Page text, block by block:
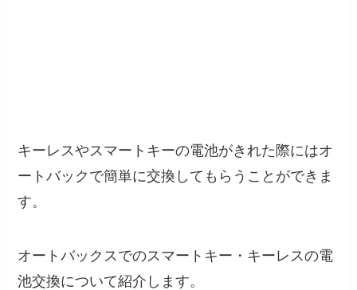
キーレスやスマートキーの電池がきれた際にはオ
ートバックで簡単に交換してもらうことができま
す。
オートバックスでのスマートキー・キーレスの電
池交換について紹介します。